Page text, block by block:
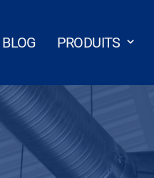
BLOG PRODUITS